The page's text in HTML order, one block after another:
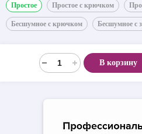
Простое Простое с крючком
Бесшумное с крючком Бесшумное с
В корзину